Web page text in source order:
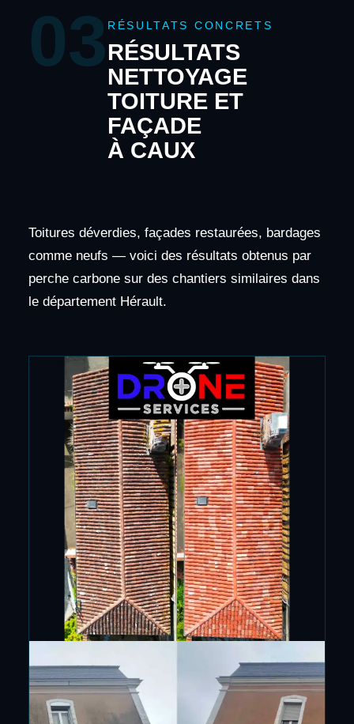
03 RÉSULTATS CONCRETS
RÉSULTATS
NETTOYAGE
TOITURE ET
FAÇADE
À CAUX
Toitures déverdies, façades restaurées, bardages
comme neufs — voici des résultats obtenus par
perche carbone sur des chantiers similaires dans
le département Hérault.